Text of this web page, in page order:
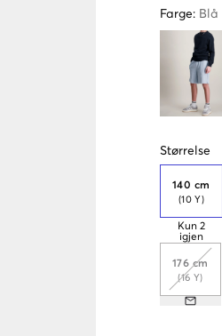
Farge: Blå
Størrelse
140 cm
(10 Y)
Kun 2
igjen
176 cm
(16 Y)